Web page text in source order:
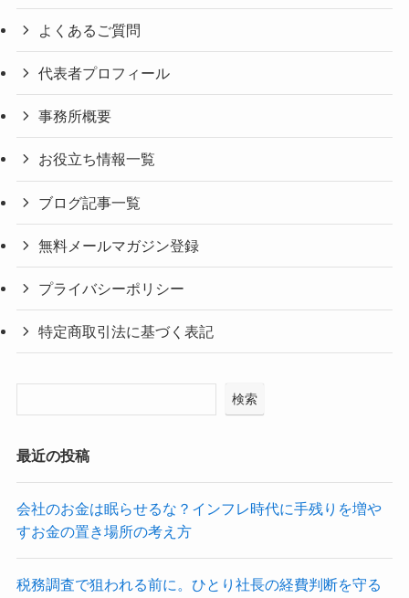
よくあるご質問
代表者プロフィール
事務所概要
お役立ち情報一覧
ブログ記事一覧
無料メールマガジン登録
プライバシーポリシー
特定商取引法に基づく表記
検索
最近の投稿
会社のお金は眠らせるな？インフレ時代に手残りを増や
すお金の置き場所の考え方
税務調査で狙われる前に。ひとり社長の経費判断を守る